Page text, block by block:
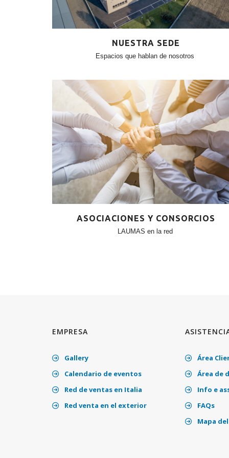
NUESTRA SEDE
Espacios que hablan de nosotros
ASOCIACIONES Y CONSORCIOS
LAUMAS en la red
EMPRESA
Gallery
Calendario de eventos
Red de ventas en Italia
Red venta en el exterior
Área
Área de
Info e
FAQs
Mapa